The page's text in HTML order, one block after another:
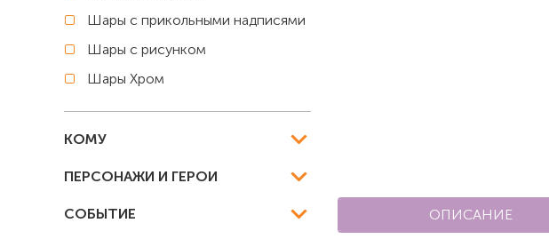
Шары с прикольными надписями
Шары с рисунком
Шары Хром
КОМУ
ПЕРСОНАЖИ И ГЕРОИ
СОБЫТИЕ ОПИСАНИЕ